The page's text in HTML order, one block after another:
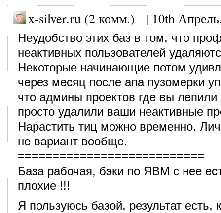
x-silver.ru (2 комм.) | 10th
Неудобство этих баз в том, что
неактивных пользователей
Некоторые начинающие потом
через месяц после апа пузомерки
что админы проектов где вы лепили
просто удалили ваши неактивные
Нарастить тиц можно временно.
не вариант вообще.
===========================
База рабочая, бэки по ЯВМ с нее
плохие !!!
Я пользуюсь базой, результат есть,